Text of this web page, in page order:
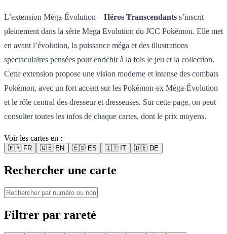
L’extension Méga-Évolution – Héros Transcendants s’inscrit
pleinement dans la série Mega Evolution du JCC Pokémon. Elle met
en avant l’évolution, la puissance méga et des illustrations
spectaculaires pensées pour enrichir à la fois le jeu et la collection.
Cette extension propose une vision moderne et intense des combats
Pokémon, avec un fort accent sur les Pokémon-ex Méga-Évolution
et le rôle central des dresseur et dresseuses. Sur cette page, on peut
consulter toutes les infos de chaque cartes, dont le prix moyens.
Voir les cartes en :
🇫🇷FR 🇬🇧EN 🇪🇸ES 🇮🇹IT 🇩🇪DE
Rechercher une carte
Filtrer par rareté